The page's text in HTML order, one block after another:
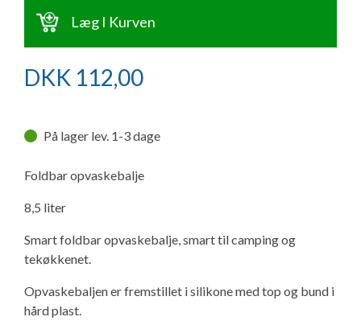
Ny campingvogn - godt at vide
Forsikring af campingvogn
Isabella fortelte
Isabella Lufttelte
Isabella weekend- og vinterfortelte
E-trailer kontrol- og sikkerhedsapp
3 spændende ideer til campingvognen
GPS tracker til autocamper og campingvogn
GRØN Virksomhed
Tuxer måleskemaer
Klagemuligheder
Konkurrenceregler
Handelsbetingelser - webshop
Cookie & Privatlivspolitik
Læg I Kurven
DKK 112,00
På lager lev. 1-3 dage
Foldbar opvaskebalje
8,5 liter
Smart foldbar opvaskebalje, smart til camping og
tekøkkenet.
Opvaskebaljen er fremstillet i silikone med top og bund i
hård plast.